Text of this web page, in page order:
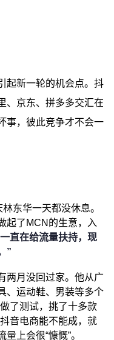
起新一轮的机会点。抖
、京东、拼多多交汇在
事，彼此竞争才不会一
东华一天都没休息。
起了MCN的生意，入
直在给流量扶持，现
”
两月没回过家。他从广
、运动鞋、男装等多个
了测试，挑了十多款
音电商能不能成，就
上会很“慷慨”。